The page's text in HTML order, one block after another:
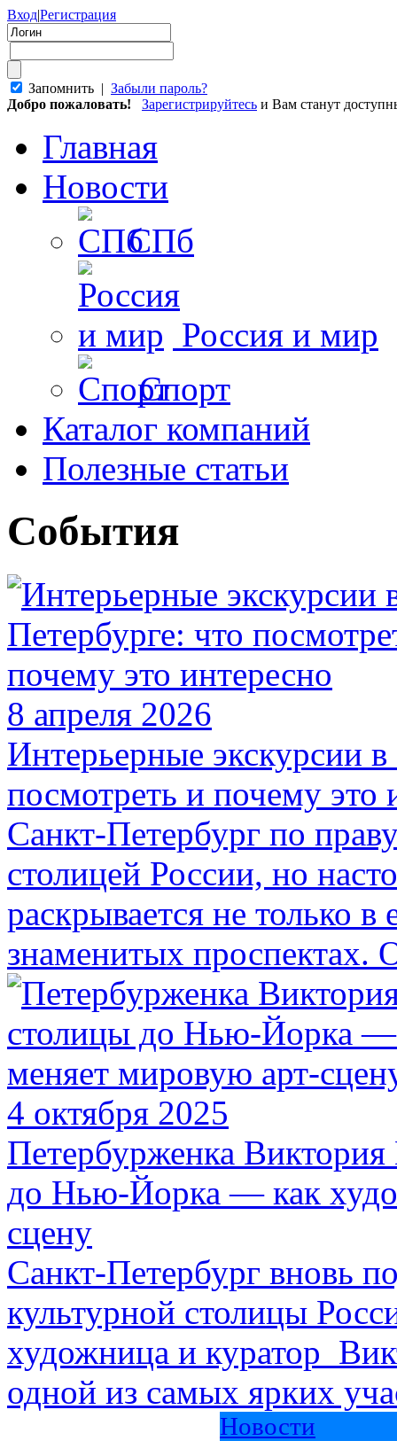
Вход|Регистрация
Запомнить | Забыли пароль?
Добро пожаловать!
Зарегистрируйтесь и Вам станут
Главная
Новости
СПб
Россия и мир
Спорт
Каталог компаний
Полезные статьи
События
8 апреля 2026
Интерьерные экскурсии
посмотреть и почему это
Санкт-Петербург по
столицей России, но
раскрывается не только в
знаменитых проспектах.
4 октября 2025
Петербурженка
до Нью-Йорка — как
сцену
Санкт-Петербург вновь
культурной столицы
художница и куратор
одной из самых ярких
Новости